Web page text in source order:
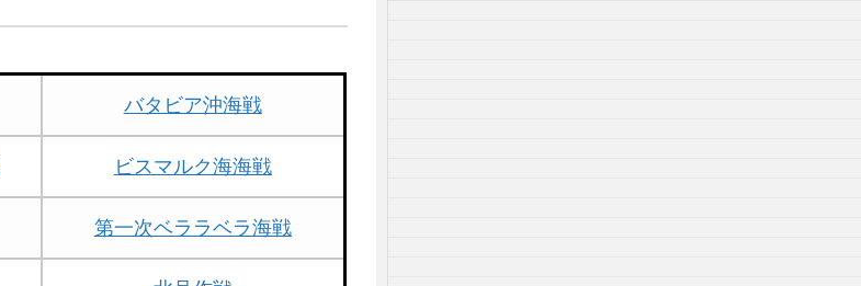
バタビア沖海戦
ビスマルク海海戦
第一次ベララベラ海戦